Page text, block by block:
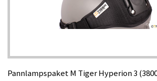
Pannlampspaket M Tiger Hyperion 3